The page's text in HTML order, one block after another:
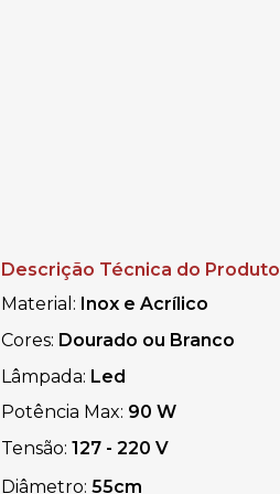
Descrição Técnica do Produto
Material: Inox e Acrílico
Cores: Dourado ou Branco
Lâmpada: Led
Potência Max: 90 W
Tensão: 127 - 220 V
Diâmetro: 55cm